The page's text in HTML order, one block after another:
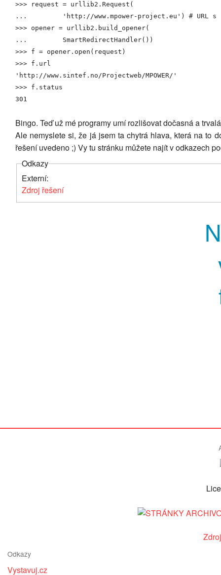
>>> request = urllib2 . Request (
...
'http://www.mpower-project.eu' )
# URL s
>>> opener = urllib2 . build_opener(
... SmartRedirectHandler( ) )
>>> f = opener. open ( request )
>>> f. url
'http://www.sintef.no/Projectweb/MPOWER/'
>>> f. status
301
Bingo. Teď už mé programy umí rozlišovat dočasná a
Ale nemyslete si, že já jsem ta chytrá hlava, která na to
řešení uvedeno ;) Vy tu stránku můžete najít v odkazech
Odkazy
Externí:
Zdroj řešení
Odkazy
Vystavuj.cz